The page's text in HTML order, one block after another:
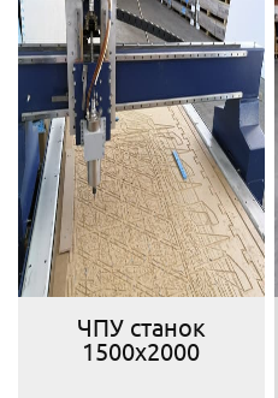
ЧПУ станок
1500х2000